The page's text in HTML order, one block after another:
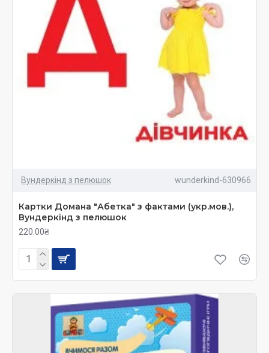
повторювати звуки та слова.
Сучасні розвиваючі ігри, іграшки та
набори, методики на розвиток листа та мови не
тільки прискорюють розвиток діток, а також:
розвивають у малюків різноманітні
знайомлять дітей із різноманіттям
·
роблять малюка більш товариським
ігри на розвиток своїх здібностей,
тим більш розвиненою стає мова, і
спілкуватися і з батьками, і з дітьми
свого віку);
·
розвивають навички правильного
читання;
·
привчають його до читання;
Вундеркінд з пелюшок wunderkind-630966
Картки Домана "Абетка" з фактами (укр.мов.),
Вундеркінд з пелюшок
220.00₴